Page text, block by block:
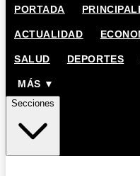
PORTADA
ACTUALIDAD
SALUD DEPORTES
MÁS ▼
Secciones